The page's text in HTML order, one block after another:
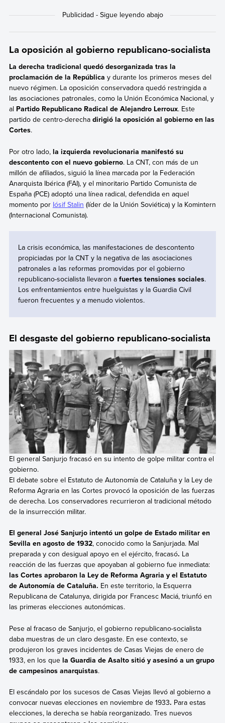
La oposición al gobierno republicano-socialista
La derecha tradicional quedó desorganizada tras la
proclamación de la República y durante los primeros meses del
nuevo régimen. La oposición conservadora quedó restringida a
las asociaciones patronales, como la Unión Económica Nacional, y
al Partido Republicano Radical de Alejandro Lerroux. Este
partido de centro-derecha dirigió la oposición al gobierno en las
Cortes.
Por otro lado, la izquierda revolucionaria manifestó su
descontento con el nuevo gobierno. La CNT, con más de un
millón de afiliados, siguió la línea marcada por la Federación
Anarquista Ibérica (FAI), y el minoritario Partido Comunista de
España (PCE) adoptó una línea radical, defendida en aquel
momento por Iósif Stalin (líder de la Unión Soviética) y la Komintern
(Internacional Comunista).
La crisis económica, las manifestaciones de descontento
propiciadas por la CNT y la negativa de las asociaciones
patronales a las reformas promovidas por el gobierno
republicano-socialista llevaron a fuertes tensiones sociales.
Los enfrentamientos entre huelguistas y la Guardia Civil
fueron frecuentes y a menudo violentos.
El desgaste del gobierno republicano-socialista
El general Sanjurjo fracasó en su intento de golpe militar contra el
gobierno.
El debate sobre el Estatuto de Autonomía de Cataluña y la Ley de
Reforma Agraria en las Cortes provocó la oposición de las fuerzas
de derecha. Los conservadores recurrieron al tradicional método
de la insurrección militar.
El general José Sanjurjo intentó un golpe de Estado militar en
Sevilla en agosto de 1932, conocido como la Sanjurjada. Mal
preparada y con desigual apoyo en el ejército, fracasó. La
reacción de las fuerzas que apoyaban al gobierno fue inmediata:
las Cortes aprobaron la Ley de Reforma Agraria y el Estatuto
de Autonomía de Cataluña. En este territorio, la Esquerra
Republicana de Catalunya, dirigida por Francesc Maciá, triunfó en
las primeras elecciones autonómicas.
Pese al fracaso de Sanjurjo, el gobierno republicano-socialista
daba muestras de un claro desgaste. En ese contexto, se
produjeron los graves incidentes de Casas Viejas de enero de
1933, en los que la Guardia de Asalto sitió y asesinó a un grupo
de campesinos anarquistas.
El escándalo por los sucesos de Casas Viejas llevó al gobierno a
convocar nuevas elecciones en noviembre de 1933. Para estas
elecciones, la derecha se había reorganizado. Tres nuevos